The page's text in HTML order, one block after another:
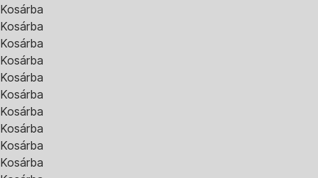
Kosárba
Kosárba
Kosárba
Kosárba
Kosárba
Kosárba
Kosárba
Kosárba
Kosárba
Kosárba